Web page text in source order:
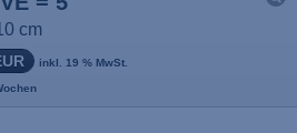
cm
inkl. 19 % MwSt.